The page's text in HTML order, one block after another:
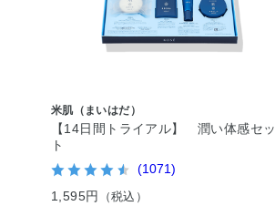
米肌（まいはだ）
【14日間トライアル】 潤い体感セッ
ト
(1071)
1,595円
（税込）